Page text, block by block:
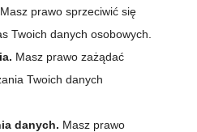
Masz prawo sprzeciwić się
Twoich danych osobowych.
Masz prawo zażądać
Twoich danych
danych. Masz prawo